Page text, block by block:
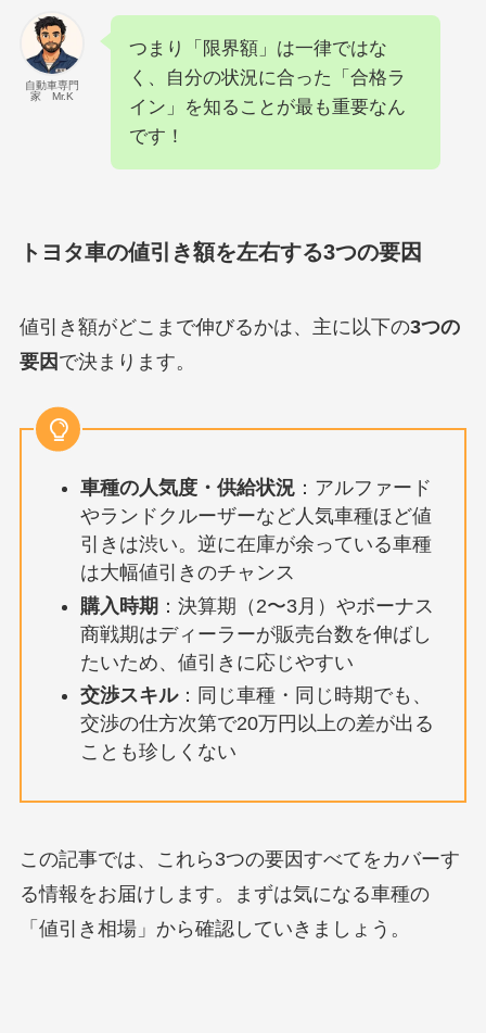
自動車専門
家 Mr.K
つまり「限界額」は一律ではな
く、自分の状況に合った「合格ラ
イン」を知ることが最も重要なん
です！
トヨタ車の値引き額を左右する3つの要因
値引き額がどこまで伸びるかは、主に以下の3つの
要因 で決まります。
車種の人気度・供給状況：アルファード
やランドクルーザーなど人気車種ほど値
引きは渋い。逆に在庫が余っている車種
は大幅値引きのチャンス
購入時期 ：決算期（2〜3月）やボーナス
商戦期はディーラーが販売台数を伸ばし
たいため、値引きに応じやすい
交渉スキル：同じ車種・同じ時期でも、
交渉の仕方次第で20万円以上の差が出る
ことも珍しくない
この記事では、これら3つの要因すべてをカバーす
る情報をお届けします。まずは気になる車種の
「値引き相場」から確認していきましょう。